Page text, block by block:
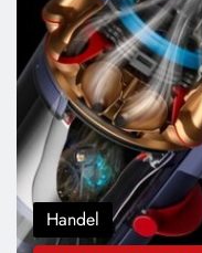
Handel